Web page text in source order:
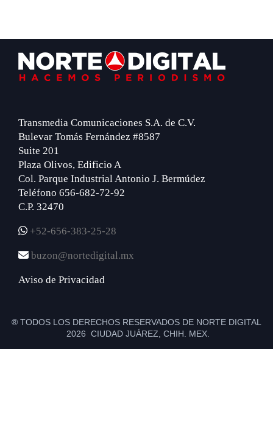
Footer
Transmedia Comunicaciones S.A. de C.V.
Bulevar Tomás Fernández #8587
Suite 201
Plaza Olivos, Edificio A
Col. Parque Industrial Antonio J. Bermúdez
Teléfono 656-682-72-92
C.P. 32470
+52-656-383-25-28
buzon@nortedigital.mx
Aviso de Privacidad
® TODOS LOS DERECHOS RESERVADOS DE NORTE DIGITAL
2026 CIUDAD JUÁREZ, CHIH. MEX.